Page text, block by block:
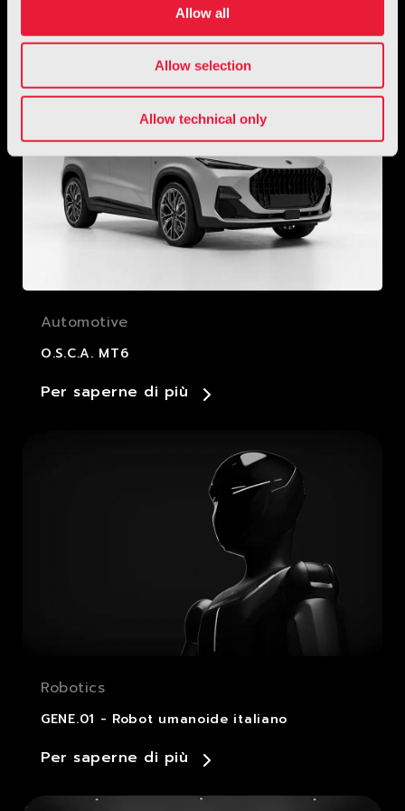
Allow all
Allow selection
Allow technical only
Automotive
O.S.C.A. MT6
Per saperne di più
Robotics
GENE.01 - Robot umanoide italiano
Per saperne di più